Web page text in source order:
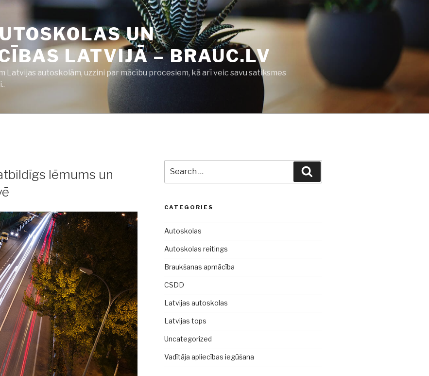
UN
LATVIJĀ – BRAUC.LV
Latvijas autoskolām, uzzini par mācību procesiem, kā arī veic savu satiksmes
lēmums un
for:
CATEGORIES
Autoskolas
Autoskolas reitings
Braukšanas apmācība
CSDD
Latvijas autoskolas
Latvijas tops
Uncategorized
Vadītāja apliecības iegūšana